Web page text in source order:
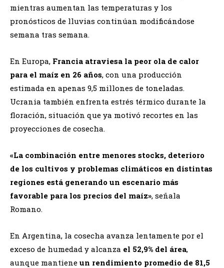
mientras aumentan las temperaturas y los
pronósticos de lluvias continúan modificándose
semana tras semana.
En Europa, Francia atraviesa la peor ola de calor
para el maíz en 26 años, con una producción
estimada en apenas 9,5 millones de toneladas.
Ucrania también enfrenta estrés térmico durante la
floración, situación que ya motivó recortes en las
proyecciones de cosecha.
«La combinación entre menores stocks, deterioro
de los cultivos y problemas climáticos en distintas
regiones está generando un escenario más
favorable para los precios del maíz», señala
Romano.
En Argentina, la cosecha avanza lentamente por el
exceso de humedad y alcanza el 52,9% del área,
aunque mantiene un rendimiento promedio de 81,5